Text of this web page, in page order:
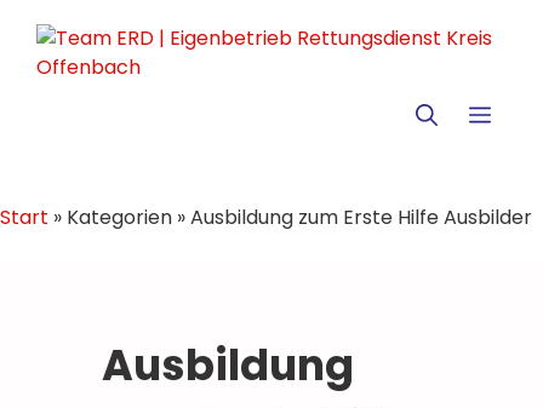
Inhalt
springen
Start » Kategorien »Ausbildung zum Erste Hilfe Ausbilder
Ausbildung